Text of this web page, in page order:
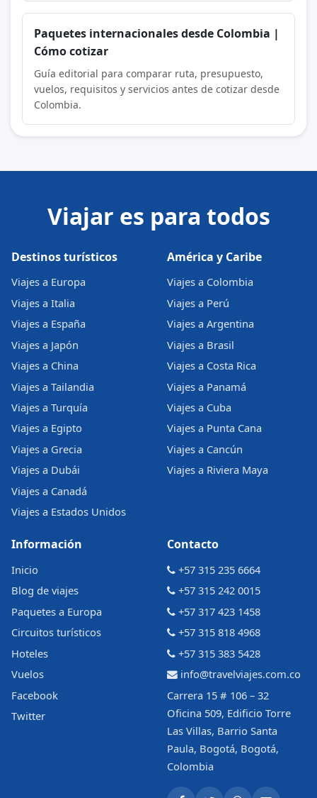
Paquetes internacionales desde Colombia |
Cómo cotizar
Guía editorial para comparar ruta, presupuesto,
vuelos, requisitos y servicios antes de cotizar desde
Colombia.
Viajar es para todos
Destinos turísticos
Viajes a Europa
Viajes a Italia
Viajes a España
Viajes a Japón
Viajes a China
Viajes a Tailandia
Viajes a Turquía
Viajes a Egipto
Viajes a Grecia
Viajes a Dubái
Viajes a Canadá
Viajes a Estados Unidos
América y Caribe
Viajes a Colombia
Viajes a Perú
Viajes a Argentina
Viajes a Brasil
Viajes a Costa Rica
Viajes a Panamá
Viajes a Cuba
Viajes a Punta Cana
Viajes a Cancún
Viajes a Riviera Maya
Información
Inicio
Blog de viajes
Paquetes a Europa
Circuitos turísticos
Hoteles
Vuelos
Facebook
Twitter
Contacto
+57 315 235 6664
+57 315 242 0015
+57 317 423 1458
+57 315 818 4968
+57 315 383 5428
info@travelviajes.com.co
Carrera 15 # 106 – 32
Oficina 509, Edificio Torre
Las Villas, Barrio Santa
Paula, Bogotá, Bogotá,
Colombia